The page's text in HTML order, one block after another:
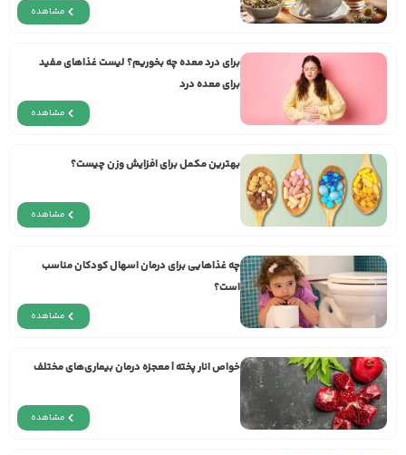
مشاهده
برای درد معده چه بخوریم؟ لیست غذاهای مفید
برای معده درد
مشاهده
بهترین مکمل برای افزایش وزن چیست؟
مشاهده
چه غذاهایی برای درمان اسهال کودکان مناسب
است؟
مشاهده
خواص انار پخته | معجزه‌ درمان بیماری‌های مختلف
مشاهده